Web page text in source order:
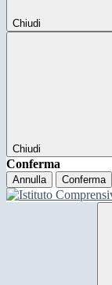
Chiudi
Chiudi
Conferma
Annulla Conferma